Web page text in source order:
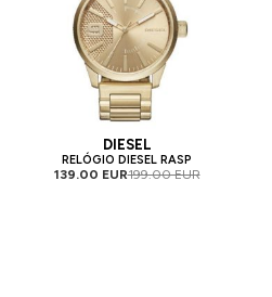
DIESEL
RELÓGIO DIESEL RASP
139.00 EUR199.00 EUR